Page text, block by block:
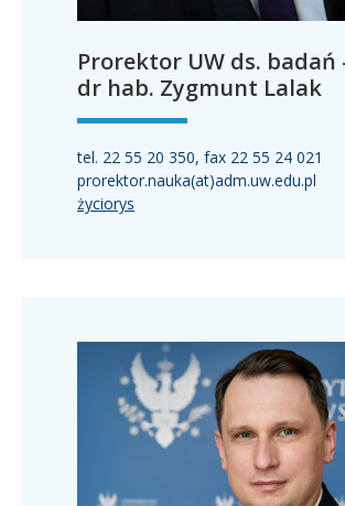
Prorektor UW ds. badań
dr hab. Zygmunt Lalak
tel. 22 55 20 350, fax 22 55 24 021
prorektor.nauka(at)adm.uw.edu.pl
życiorys